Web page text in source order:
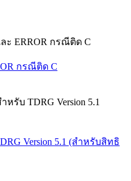
กรณีติด C
Version 5.1 (สำหรับสิทธิ